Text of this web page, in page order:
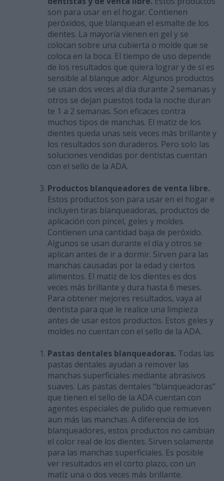
son para usar en el hogar. Contienen
peróxidos, que blanquean el esmalte de los
dientes. La mayoría vienen en gel y se
colocan sobre una cubierta o molde que se
coloca en la boca. El tiempo de uso depende
de los resultados que quiera lograr y de si es
sensible al blanque ador. Algunos productos
se usan dos veces al día durante 2 semanas y
otros se dejan puestos toda la noche duran
te 1 a 2 semanas. Son eficaces contra
muchos tipos de manchas. El matiz de los
dientes queda unas seis veces más brillante y
los resultados son duraderos. Pero solo las
soluciones vendidas por dentistas cuentan
con el sello de la ADA.
Productos blanqueadores de venta libre.
Estos productos son para usar en el hogar e
incluyen tiras blanqueadoras, productos de
aplicación con pincel, geles y moldes.
Contienen una cantidad baja de peróxido.
Algunos se usan durante el día y otros se
aplican antes de ir a dormir. Sirven para las
manchas causadas por la edad y ciertos
alimentos. El matiz de los dientes es dos
veces más brillante y dura hasta 6 meses.
Para obtener mejores resultados, vaya al
dentista para que le realice una limpieza
antes de usar estos productos. Estos geles y
moldes no cuentan con el sello de la ADA.
Pastas dentales blanqueadoras. Todas las
pastas dentales ayudan a remover las
manchas superficiales mediante abrasivos
suaves. Las pastas dentales “blanqueadoras”
que tienen el sello de la ADA cuentan con
agentes especiales de pulido que remueven
aun más las manchas. A diferencia de los
blanqueadores, estos productos no cambian
el color real de los dientes. Sirven solamente
para las manchas superficiales. Es posible
ver resultados en el corto plazo, con un
matiz una o dos veces más brillante.